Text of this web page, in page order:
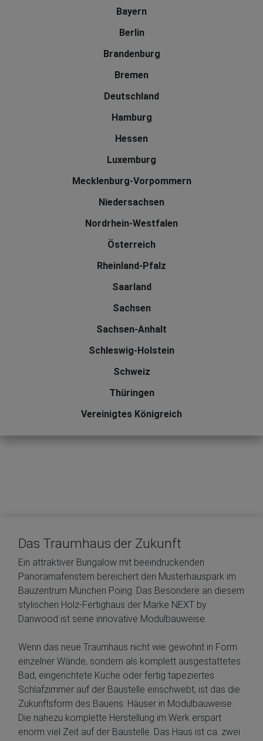
Bayern
Berlin
Brandenburg
Bremen
Deutschland
Hamburg
Hessen
Luxemburg
Mecklenburg-Vorpommern
Niedersachsen
Nordrhein-Westfalen
Österreich
Rheinland-Pfalz
Saarland
Sachsen
Sachsen-Anhalt
Schleswig-Holstein
Schweiz
Thüringen
Vereinigtes Königreich
Das Traumhaus der Zukunft
Ein attraktiver Bungalow mit beeindruckenden
Panoramafenstern bereichert den Musterhauspark im
Bauzentrum München Poing. Das Besondere an diesem
stylischen Holz-Fertighaus der Marke NEXT by
Danwood ist seine innovative Modulbauweise.
Wenn das neue Traumhaus nicht wie gewohnt in Form
einzelner Wände, sondern als komplett ausgestattetes
Bad, eingerichtete Küche oder fertig tapeziertes
Schlafzimmer auf der Baustelle einschwebt, ist das die
Zukunftsform des Bauens: Häuser in Modulbauweise.
Die nahezu komplette Herstellung im Werk erspart
enorm viel Zeit auf der Baustelle. Das Haus ist ca. zwei